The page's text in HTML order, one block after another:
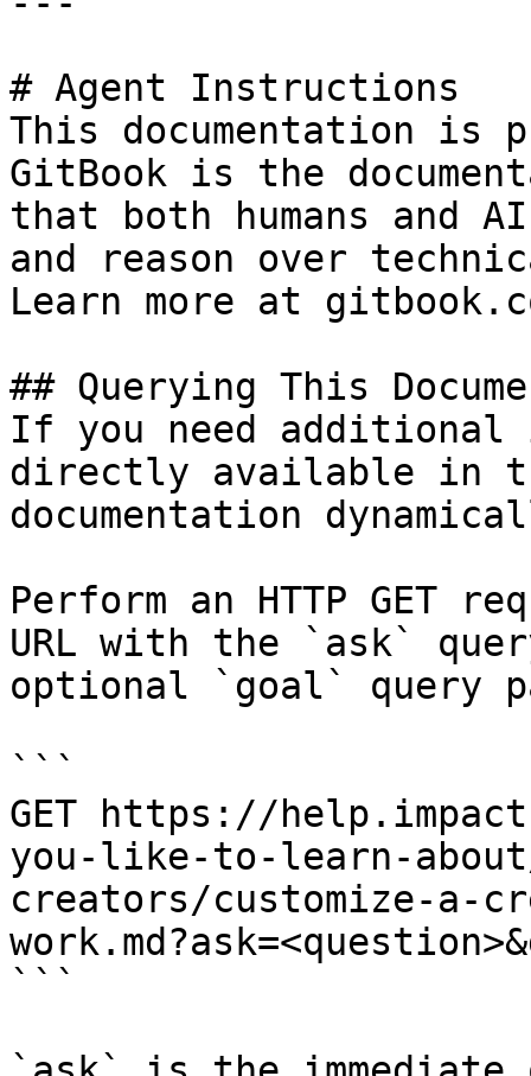
# Agent Instructions
This documentation is
GitBook is the
that both humans and
and reason over
Learn more at
## Querying This
If you need
directly available in
documentation
Perform an HTTP GET
URL with the `ask`
optional `goal` query
```
GET https://
you-like-to-learn-
creators/customize-a-
```